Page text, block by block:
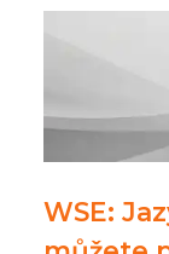
WSE: